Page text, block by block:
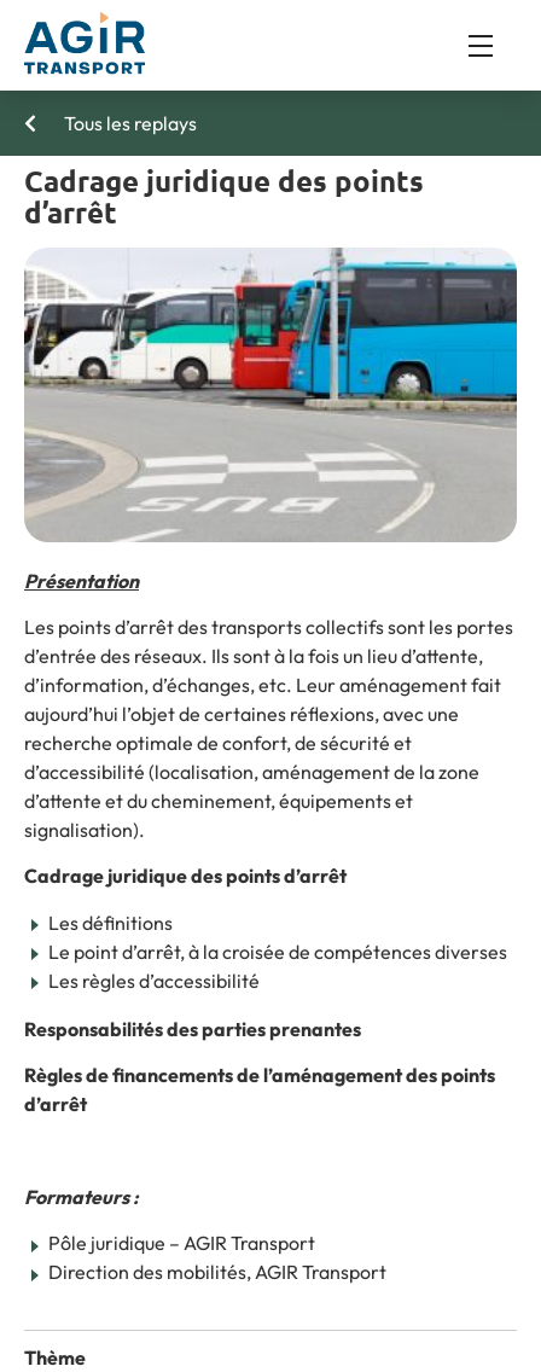
Tous les replays
Cadrage juridique des points
d’arrêt
Présentation
Les points d’arrêt des transports collectifs sont les portes
d’entrée des réseaux. Ils sont à la fois un lieu d’attente,
d’information, d’échanges, etc. Leur aménagement fait
aujourd’hui l’objet de certaines réflexions, avec une
recherche optimale de confort, de sécurité et
d’accessibilité (localisation, aménagement de la zone
d’attente et du cheminement, équipements et
signalisation).
Cadrage juridique des points d’arrêt
Les définitions
Le point d’arrêt, à la croisée de compétences diverses
Les règles d’accessibilité
Responsabilités des parties prenantes
Règles de financements de l’aménagement des points
d’arrêt
Formateurs :
Pôle juridique – AGIR Transport
Direction des mobilités, AGIR Transport
Thème